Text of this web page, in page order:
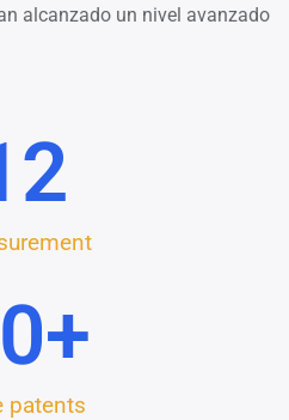
alcanzado un nivel avanzado
patents
+